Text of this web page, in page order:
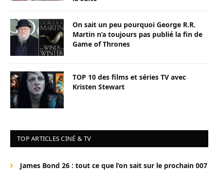
On sait un peu pourquoi George R.R.
Martin n’a toujours pas publié la fin de
Game of Thrones
TOP 10 des films et séries TV avec
Kristen Stewart
TOP ARTICLES CINÉ & TV
James Bond 26 : tout ce que l’on sait sur le prochain 007